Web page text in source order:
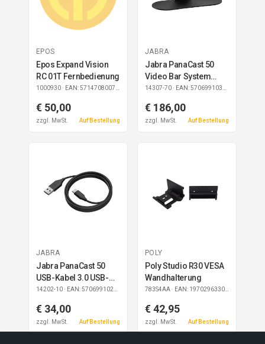
EPOS
Epos Expand Vision
RC 01T Fernbedienung
1000930 · EAN: 5714708007319
€ 50,00
zzgl. MwSt. Auf Bestellung
JABRA
Jabra PanaCast 50
Video Bar System
Table Stand
14307-70 · EAN: 5706991030297
€ 186,00
zzgl. MwSt. Auf Bestellung
JABRA
Jabra PanaCast 50
USB-Kabel 3.0 USB-
A/USB-C 2m
14202-10 · EAN: 5706991024227
€ 34,00
zzgl. MwSt. Auf Bestellung
POLY
Poly Studio R30 VESA
Wandhalterung
783S4AA · EAN: 197029633033
€ 42,95
zzgl. MwSt. Auf Bestellung